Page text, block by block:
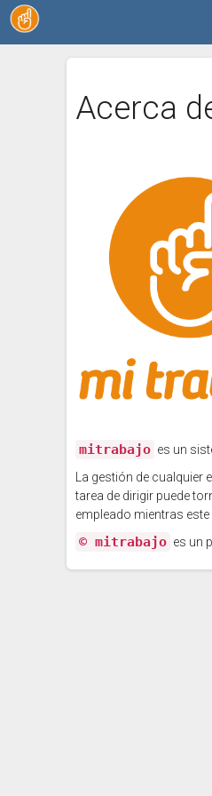
Acerca
mitrabajo es un
La gestión de
tarea de dirigir puede
empleado mientras
© mitrabajo es un